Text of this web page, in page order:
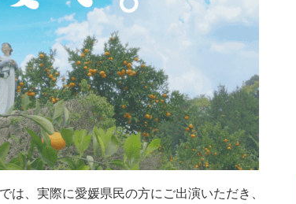
は、実際に愛媛県民の方にご出演いただき、